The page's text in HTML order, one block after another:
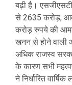
बढ़ी है।
से 2635 करोड़,
करोड़ रुपये की
खनन से होने वाली
अधिक राजस्व
के कारण सभी
ने निर्धारित